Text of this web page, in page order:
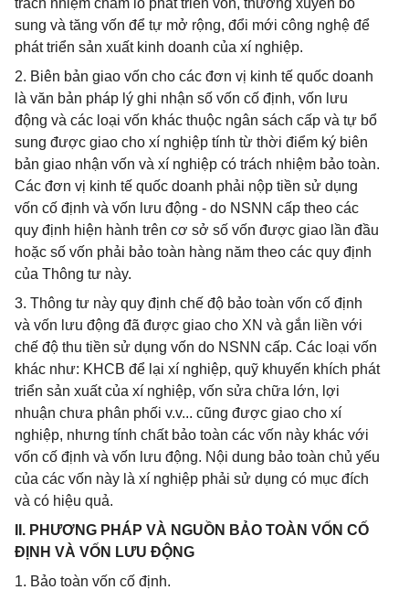
trách nhiệm chăm lo phát triển vốn, thường xuyên bổ
sung và tăng vốn để tự mở rộng, đổi mới công nghệ để
phát triển sản xuất kinh doanh của xí nghiệp.
2. Biên bản giao vốn cho các đơn vị kinh tế quốc doanh
là văn bản pháp lý ghi nhận số vốn cố định, vốn lưu
động và các loại vốn khác thuộc ngân sách cấp và tự bổ
sung được giao cho xí nghiệp tính từ thời điểm ký biên
bản giao nhận vốn và xí nghiệp có trách nhiệm bảo toàn.
Các đơn vị kinh tế quốc doanh phải nộp tiền sử dụng
vốn cố định và vốn lưu động - do NSNN cấp theo các
quy định hiện hành trên cơ sở số vốn được giao lần đầu
hoặc số vốn phải bảo toàn hàng năm theo các quy định
của Thông tư này.
3. Thông tư này quy định chế độ bảo toàn vốn cố định
và vốn lưu động đã được giao cho XN và gắn liền với
chế độ thu tiền sử dụng vốn do NSNN cấp. Các loại vốn
khác như: KHCB để lại xí nghiệp, quỹ khuyến khích phát
triển sản xuất của xí nghiệp, vốn sửa chữa lớn, lợi
nhuận chưa phân phối v.v... cũng được giao cho xí
nghiệp, nhưng tính chất bảo toàn các vốn này khác với
vốn cố định và vốn lưu động. Nội dung bảo toàn chủ yếu
của các vốn này là xí nghiệp phải sử dụng có mục đích
và có hiệu quả.
II. PHƯƠNG PHÁP VÀ NGUỒN BẢO TOÀN VỐN CỐ
ĐỊNH VÀ VỐN LƯU ĐỘNG
1. Bảo toàn vốn cố định.